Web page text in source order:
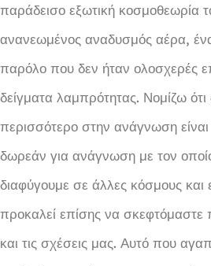
παράδεισο εξωτική κοσμοθεωρία
ανανεωμένος αναδυσμός αέρα,
παρόλο που δεν ήταν ολοσχερές
δείγματα λαμπρότητας. Νομίζω
περισσότερο στην ανάγνωση
δωρεάν για ανάγνωση με τον
διαφύγουμε σε άλλες κόσμους και
προκαλεί επίσης να σκεφτόμαστε
και τις σχέσεις μας. Αυτό που